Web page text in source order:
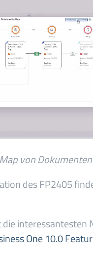
von
des FP2405
interessantesten
One 10.0